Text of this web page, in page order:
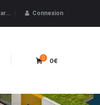
Connexion
0€
0